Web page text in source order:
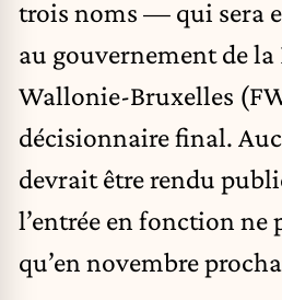
trois noms — qui sera
au gouvernement de la
Wallonie-Bruxelles
décisionnaire final.
devrait être rendu
l’entrée en fonction ne
qu’en novembre